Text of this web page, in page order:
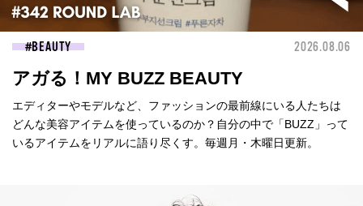
BEAUTY 2026.08.06
アガる！MY BUZZ BEAUTY
エディターやモデルなど、ファッションの最前線にいる人たちは
どんな美容アイテムを使っているのか？自分の中で「BUZZ」って
いるアイテムをリアルに語り尽くす。毎週月・木曜日更新。